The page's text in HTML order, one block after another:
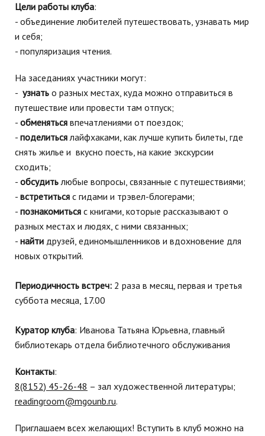
Цели работы клуба:
- объединение любителей путешествовать, узнавать мир
и себя;
- популяризация чтения.
На заседаниях участники могут:
- узнать о разных местах, куда можно отправиться в
путешествие или провести там отпуск;
- обменяться впечатлениями от поездок;
- поделитьсялайфхаками, как лучше купить билеты, где
снять жилье и вкусно поесть, на какие экскурсии
сходить;
- обсудитьлюбые вопросы, связанные с путешествиями;
- встретиться с гидами и трэвел-блогерами;
- познакомиться с книгами, которые рассказывают о
разных местах и людях, с ними связанных;
- найти друзей, единомышленников и вдохновение для
новых открытий.
Периодичность встреч: 2 раза в месяц, первая и третья
суббота месяца, 17.00
Куратор клуба: Иванова Татьяна Юрьевна, главный
библиотекарь отдела библиотечного обслуживания
Контакты:
8(8152) 45-26-48 – зал художественной литературы;
readingroom@mgounb.ru.
Приглашаем всех желающих! Вступить в клуб можно на